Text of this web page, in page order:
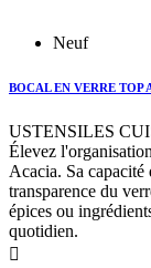
Neuf
BOCAL EN VERRE TOP
USTENSILES
Élevez
Acacia. Sa
transparence du
épices ou
quotidien.
